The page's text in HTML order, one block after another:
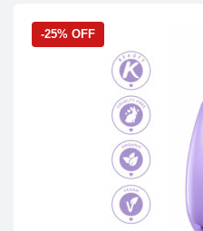
-25% OFF